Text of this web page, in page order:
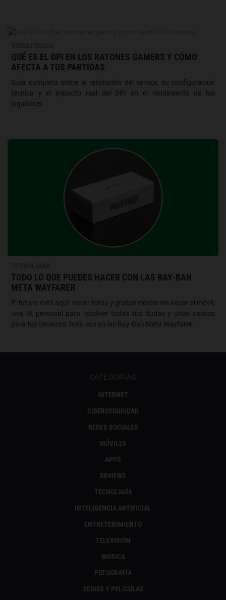
QUÉ ES EL DPI EN LOS RATONES GAMERS Y CÓMO
AFECTA A TUS PARTIDAS
Guía completa sobre la resolución del sensor, su configuración
técnica y el impacto real del DPI en el rendimiento de los
jugadores.
TODO LO QUE PUEDES HACER CON LAS RAY-BAN
META WAYFARER
El futuro está aquí: hacer fotos y grabar vídeos sin sacar el móvil,
una IA personal para resolver todas tus dudas y unos cascos
para tus temazos: todo eso en las Ray-Ban Meta Wayfarer.
CATEGORÍAS
INTERNET
CIBERSEGURIDAD
REDES SOCIALES
MÓVILES
APPS
REVIEWS
TECNOLOGÍA
INTELIGENCIA ARTIFICIAL
ENTRETENIMIENTO
TELEVISIÓN
MÚSICA
FOTOGRAFÍA
SERIES Y PELÍCULAS